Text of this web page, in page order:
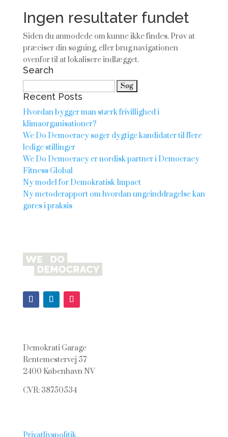
Ingen resultater fundet
Siden du anmodede om kunne ikke findes. Prøv at
præciser din søgning, eller brug navigationen
ovenfor til at lokalisere indlægget.
Search
efter:
Recent Posts
Hvordan bygger man stærk frivillighed i
klimaorganisationer?
We Do Democracy søger dygtige kandidater til flere
ledige stillinger
We Do Democracy er nordisk partner i Democracy
Fitness Global
Ny model for Demokratisk Impact
Ny metoderapport om hvordan ungeinddragelse kan
gøres i praksis
Demokrati Garage
Rentemestervej 57
2400 København NV
CVR: 38750534